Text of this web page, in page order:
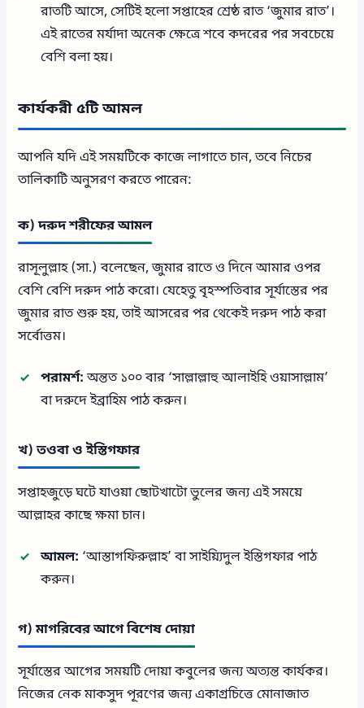
রাতটি আসে, সেটিই হলো সপ্তাহের শ্রেষ্ঠ রাত ‘জুমার রাত’।
এই রাতের মর্যাদা অনেক ক্ষেত্রে শবে কদরের পর সবচেয়ে
বেশি বলা হয়।
কার্যকরী ৫টি আমল
আপনি যদি এই সময়টিকে কাজে লাগাতে চান, তবে নিচের
তালিকাটি অনুসরণ করতে পারেন:
ক) দরুদ শরীফের আমল
রাসূলুল্লাহ (সা.) বলেছেন, জুমার রাতে ও দিনে আমার ওপর
বেশি বেশি দরুদ পাঠ করো। যেহেতু বৃহস্পতিবার সূর্যাস্তের পর
জুমার রাত শুরু হয়, তাই আসরের পর থেকেই দরুদ পাঠ করা
সর্বোত্তম।
পরামর্শ:অন্তত ১০০ বার ‘সাল্লাল্লাহু আলাইহি ওয়াসাল্লাম’
বা দরুদে ইব্রাহিম পাঠ করুন।
খ) তওবা ও ইস্তিগফার
সপ্তাহজুড়ে ঘটে যাওয়া ছোটখাটো ভুলের জন্য এই সময়ে
আল্লাহর কাছে ক্ষমা চান।
আমল: ‘আস্তাগফিরুল্লাহ’ বা সাইয়্যিদুল ইস্তিগফার পাঠ
করুন।
গ) মাগরিবের আগে বিশেষ দোয়া
সূর্যাস্তের আগের সময়টি দোয়া কবুলের জন্য অত্যন্ত কার্যকর।
নিজের নেক মাকসুদ পূরণের জন্য একাগ্রচিত্তে মোনাজাত